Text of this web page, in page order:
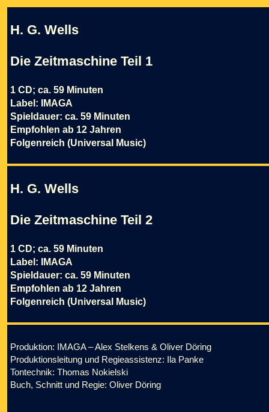
H. G. Wells
Die Zeitmaschine Teil 1
1 CD; ca. 59 Minuten
Label: IMAGA
Spieldauer: ca. 59 Minuten
Empfohlen ab 12 Jahren
Folgenreich (Universal Music)
H. G. Wells
Die Zeitmaschine Teil 2
1 CD; ca. 59 Minuten
Label: IMAGA
Spieldauer: ca. 59 Minuten
Empfohlen ab 12 Jahren
Folgenreich (Universal Music)
Produktion: IMAGA – Alex Stelkens & Oliver Döring
Produktionsleitung und Regieassistenz: Ila Panke
Tontechnik: Thomas Nokielski
Buch, Schnitt und Regie: Oliver Döring